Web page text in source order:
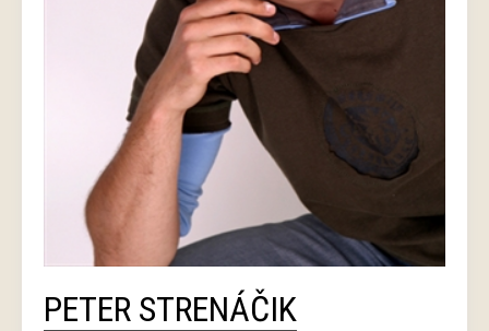
PETER STRENÁČIK